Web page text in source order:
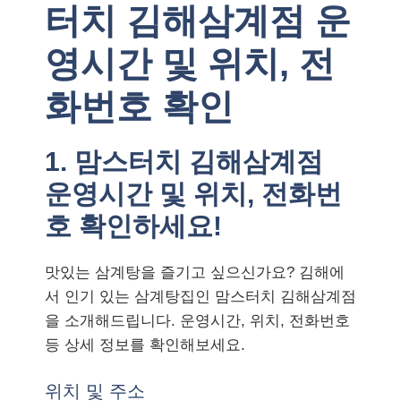
터치 김해삼계점 운
영시간 및 위치, 전
화번호 확인
1. 맘스터치 김해삼계점
운영시간 및 위치, 전화번
호 확인하세요!
맛있는 삼계탕을 즐기고 싶으신가요? 김해에
서 인기 있는 삼계탕집인 맘스터치 김해삼계점
을 소개해드립니다. 운영시간, 위치, 전화번호
등 상세 정보를 확인해보세요.
위치 및 주소